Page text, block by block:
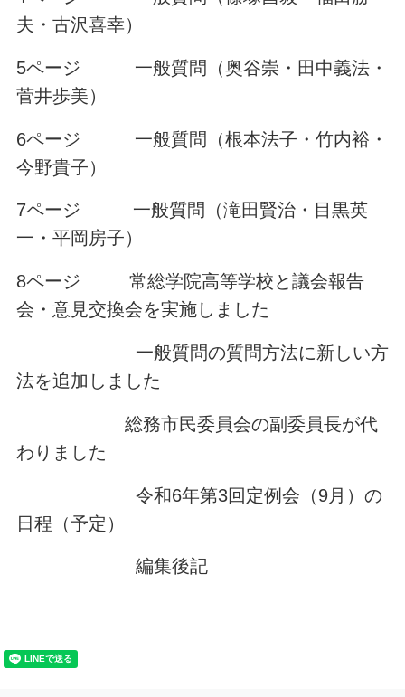
夫・古沢喜幸）
5ページ 一般質問（奥谷崇・田中義法・
菅井歩美）
6ページ 一般質問（根本法子・竹内裕・
今野貴子）
7ページ 一般質問（滝田賢治・目黒英
一・平岡房子）
8ページ 常総学院高等学校と議会報告
会・意見交換会を実施しました
一般質問の質問方法に新しい方
法を追加しました
総務市民委員会の副委員長が代
わりました
令和6年第3回定例会（9月）の
日程（予定）
編集後記